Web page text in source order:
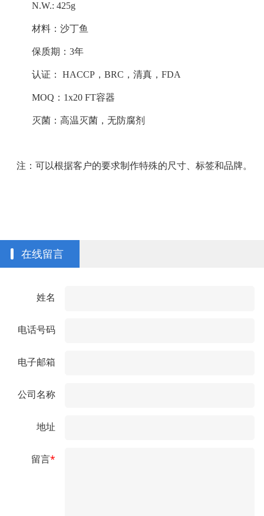
N.W.: 425g
材料：沙丁鱼
保质期：3年
认证： HACCP，BRC，清真，FDA
MOQ：1x20 FT容器
灭菌：高温灭菌，无防腐剂
注：可以根据客户的要求制作特殊的尺寸、标签和品牌。
在线留言
姓名
电话号码
电子邮箱
公司名称
地址
留言*